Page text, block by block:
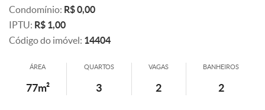
Condomínio: R$ 0,00
IPTU: R$ 1,00
Código do imóvel: 14404
ÁREA
77m²
QUARTOS
3
VAGAS
2
BANHEIROS
2